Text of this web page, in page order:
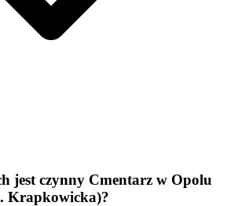
jest czynny Cmentarz w Opolu
Krapkowicka)?